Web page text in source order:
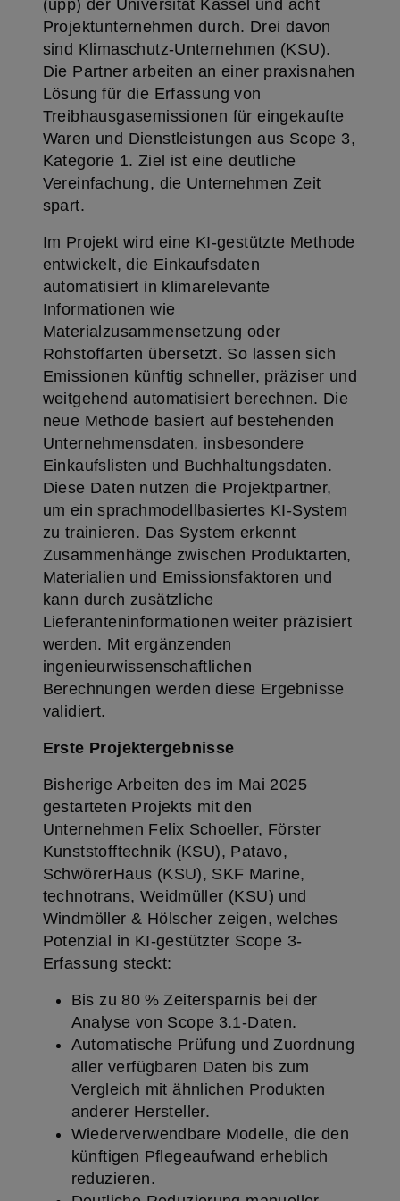
(upp) der Universität Kassel und acht
Projektunternehmen durch. Drei davon
sind Klimaschutz-Unternehmen (KSU).
Die Partner arbeiten an einer praxisnahen
Lösung für die Erfassung von
Treibhausgasemissionen für eingekaufte
Waren und Dienstleistungen aus Scope 3,
Kategorie 1. Ziel ist eine deutliche
Vereinfachung, die Unternehmen Zeit
spart.
Im Projekt wird eine KI-gestützte Methode
entwickelt, die Einkaufsdaten
automatisiert in klimarelevante
Informationen wie
Materialzusammensetzung oder
Rohstoffarten übersetzt. So lassen sich
Emissionen künftig schneller, präziser und
weitgehend automatisiert berechnen. Die
neue Methode basiert auf bestehenden
Unternehmensdaten, insbesondere
Einkaufslisten und Buchhaltungsdaten.
Diese Daten nutzen die Projektpartner,
um ein sprachmodellbasiertes KI-System
zu trainieren. Das System erkennt
Zusammenhänge zwischen Produktarten,
Materialien und Emissionsfaktoren und
kann durch zusätzliche
Lieferanteninformationen weiter präzisiert
werden. Mit ergänzenden
ingenieurwissenschaftlichen
Berechnungen werden diese Ergebnisse
validiert.
Erste Projektergebnisse
Bisherige Arbeiten des im Mai 2025
gestarteten Projekts mit den
Unternehmen Felix Schoeller, Förster
Kunststofftechnik (KSU), Patavo,
SchwörerHaus (KSU), SKF Marine,
technotrans, Weidmüller (KSU) und
Windmöller & Hölscher zeigen, welches
Potenzial in KI-gestützter Scope 3-
Erfassung steckt:
Bis zu 80 % Zeitersparnis bei der
Analyse von Scope 3.1-Daten.
Automatische Prüfung und Zuordnung
aller verfügbaren Daten bis zum
Vergleich mit ähnlichen Produkten
anderer Hersteller.
Wiederverwendbare Modelle, die den
künftigen Pflegeaufwand erheblich
reduzieren.